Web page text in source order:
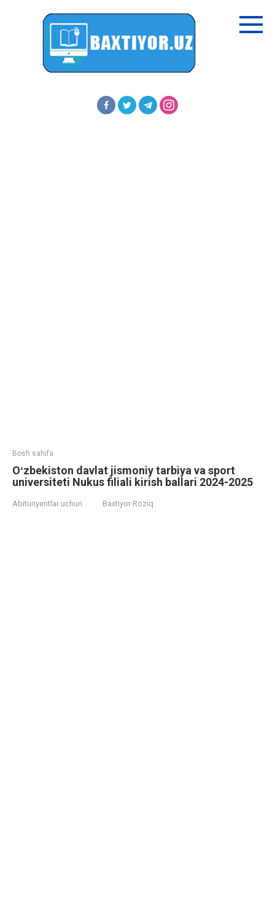
Bosh sahifa
Oʻzbekiston davlat jismoniy tarbiya va sport
universiteti Nukus filiali kirish ballari 2024-2025
Abituriyentlar uchun Baxtiyor Roziq